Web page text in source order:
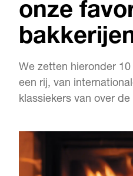
onze
We zetten hieronder
een rij, van
klassiekers van over